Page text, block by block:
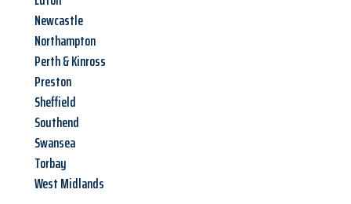
Newcastle
Northampton
Perth & Kinross
Preston
Sheffield
Southend
Swansea
Torbay
West Midlands